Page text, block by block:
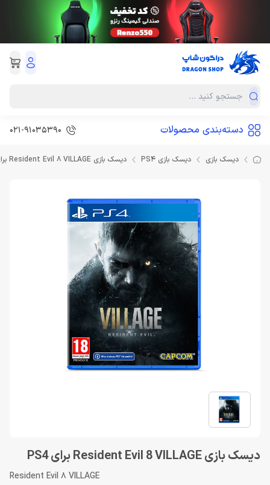
دسته‌بندی محصولات 021-91035390
دیسک بازی دیسک بازی PS4 دیسک بازی Resident Evil 8 VILLAGE برای PS4
دیسک بازی Resident Evil 8 VILLAGE برای PS4
Resident Evil 8 VILLAGE